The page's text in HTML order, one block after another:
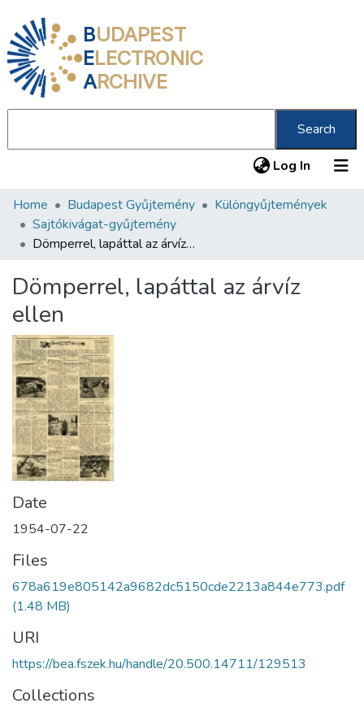
BUDAPEST
ELECTRONIC
ARCHIVE
Search
Log In (current)
Communities & Collections
All of DSpace
About us
Home Budapest Gyűjtemény
Különgyűjtemények
Sajtókivágat-gyűjtemény
Dömperrel, lapáttal az árvíz ellen
Dömperrel, lapáttal az árvíz
ellen
Date
1954-07-22
Files
678a619e805142a9682dc5150cde2213a844e773.pdf
(1.48 MB)
URI
https://bea.fszek.hu/handle/20.500.14711/129513
Collections